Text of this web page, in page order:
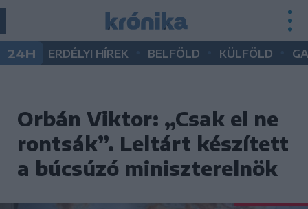
24H ERDÉLYI HÍREK BELFÖLD KÜLFÖLD
Orbán Viktor: „Csak el ne
rontsák”. Leltárt készített
a búcsúzó miniszterelnök